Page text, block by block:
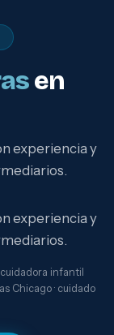
en
experiencia y
experiencia y
infantil
Chicago · cuidado